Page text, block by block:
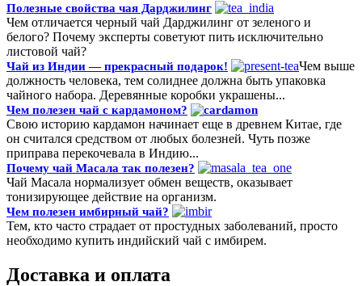
Полезные свойства чая Дарджилинг
Чем отличается черный чай Дарджилинг от зеленого и
белого? Почему эксперты советуют пить исключительно
листовой чай?
Чай из Индии — прекрасный подарок!
Чем выше
должность человека, тем солиднее должна быть упаковка
чайного набора. Деревянные коробки украшены...
Чем полезен чай с кардамоном?
Свою историю кардамон начинает еще в древнем Китае, где
он считался средством от любых болезней. Чуть позже
приправа перекочевала в Индию...
Почему чай Масала так полезен?
Чай Масала нормализует обмен веществ, оказывает
тонизирующее действие на организм.
Чем полезен имбирный чай?
Тем, кто часто страдает от простудных заболеваний, просто
необходимо купить индийский чай с имбирем.
Доставка и оплата